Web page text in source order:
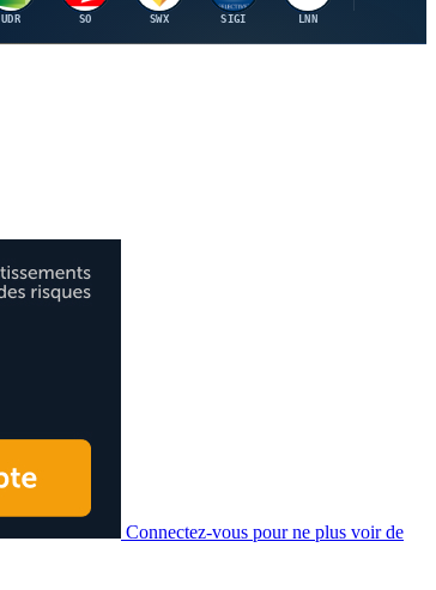
UDR SO SWX SIGI LNN
Connectez-vous pour ne plus voir de